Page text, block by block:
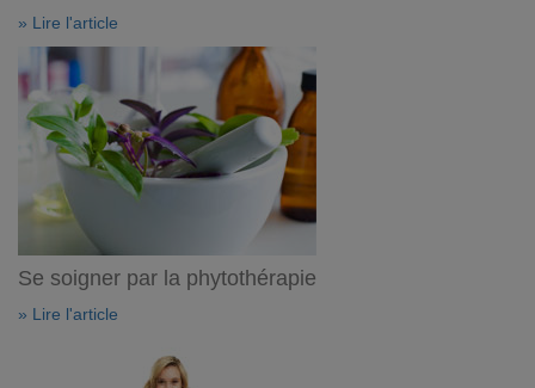
» Lire l'article
Se soigner par la phytothérapie
» Lire l'article